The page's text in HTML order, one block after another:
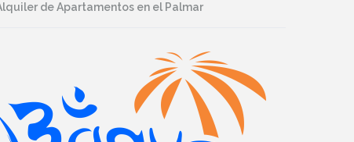
de Apartamentos en el Palmar